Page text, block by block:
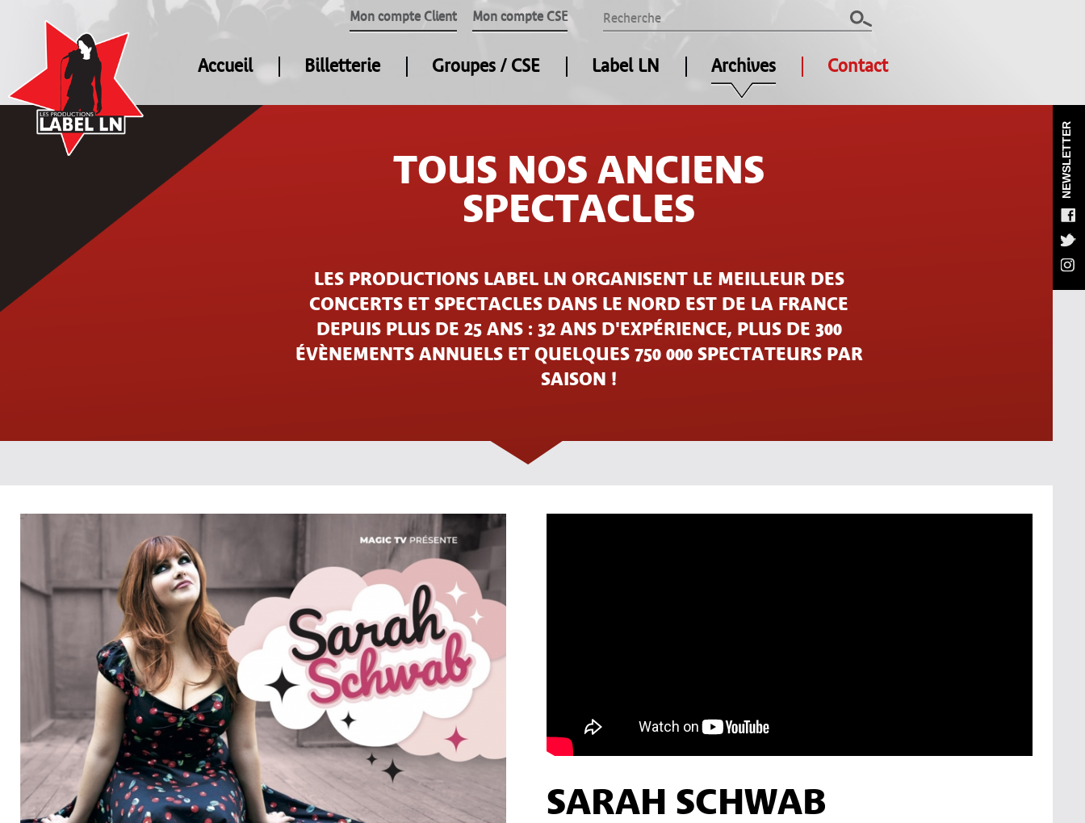
Mon compte Client Mon compte CSE
Accueil Billetterie Groupes / CSE Label LN Archives Contact
TOUS NOS ANCIENS
SPECTACLES
LES PRODUCTIONS LABEL LN ORGANISENT LE MEILLEUR DES
CONCERTS ET SPECTACLES DANS LE NORD EST DE LA FRANCE
DEPUIS PLUS DE 25 ANS : 32 ANS D'EXPÉRIENCE, PLUS DE 300
ÉVÈNEMENTS ANNUELS ET QUELQUES 750 000 SPECTATEURS PAR
SAISON !
SARAH SCHWAB
NEWSLETTER